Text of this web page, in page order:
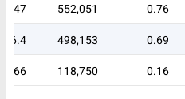
0.76
552,051
0.69
498,153
0.16
118,750